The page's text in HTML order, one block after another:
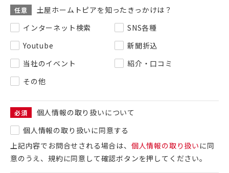
任意
土屋ホームトピアを知ったきっかけは？
インターネット検索
SNS各種
Youtube
新聞折込
当社のイベント
紹介・口コミ
その他
必須
個人情報の取り扱いについて
個人情報の取り扱いに同意する
上記内容でお問合せされる場合は、 個人情報の取り扱い に同
意のうえ、規約に同意して確認ボタンを押してください。